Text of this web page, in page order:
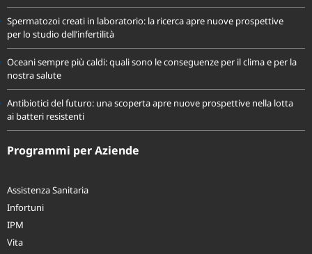
Spermatozoi creati in laboratorio: la ricerca apre nuove prospettive
per lo studio dell’infertilità
Oceani sempre più caldi: quali sono le conseguenze per il clima e per la
nostra salute
Antibiotici del futuro: una scoperta apre nuove prospettive nella lotta
ai batteri resistenti
Programmi per Aziende
Assistenza Sanitaria
Infortuni
IPM
Vita